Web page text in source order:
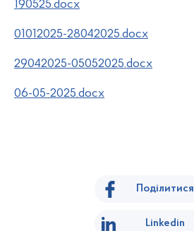
190525.docx
01012025-28042025.docx
29042025-05052025.docx
06-05-2025.docx
Поділитися
Linkedin